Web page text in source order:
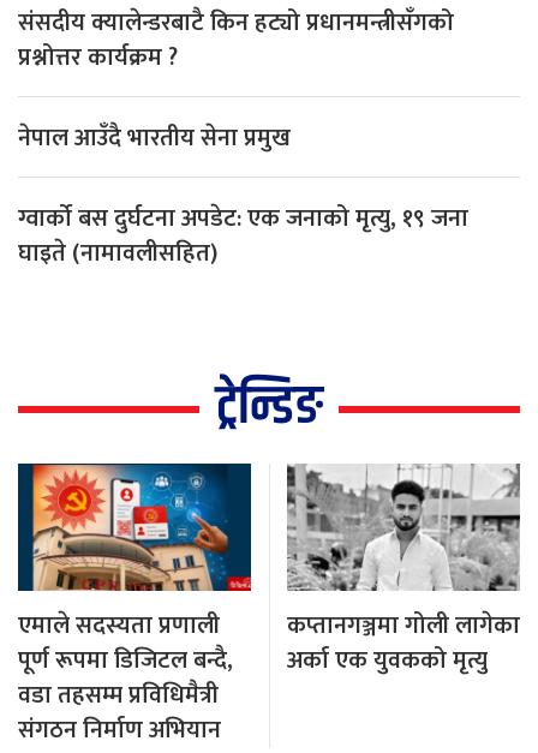
संसदीय क्यालेन्डरबाटै किन हट्यो प्रधानमन्त्रीसँगको
प्रश्नोत्तर कार्यक्रम ?
नेपाल आउँदै भारतीय सेना प्रमुख
ग्वार्को बस दुर्घटना अपडेट: एक जनाको मृत्यु, १९ जना
घाइते (नामावलीसहित)
ट्रेन्डिङ
एमाले सदस्यता प्रणाली
पूर्ण रूपमा डिजिटल बन्दै,
वडा तहसम्म प्रविधिमैत्री
संगठन निर्माण अभियान
कप्तानगञ्जमा गोली लागेका
अर्का एक युवकको मृत्यु